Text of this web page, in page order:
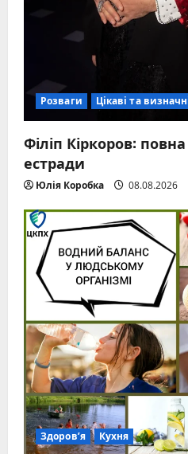
Розваги Цікаві та
Філіп Кіркоров:
естради
Юлія Коробка 08.08.2026
Здоров’я Кухня